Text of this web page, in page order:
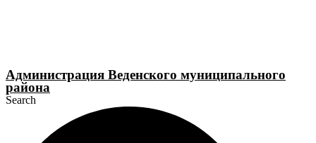
Администрация Веденского муниципального
района
Search